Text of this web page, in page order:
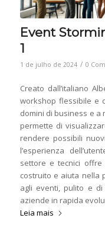
Event
1
1 de julho de 2024 / 0
Creato dall’italiano
workshop flessibile e
domini di business e a
permette di
rendere possibili
l’esperienza
settore e tecnici offre
costruito e aiuta nella
agli eventi, pulito e
aziende in rapida
Leia mais